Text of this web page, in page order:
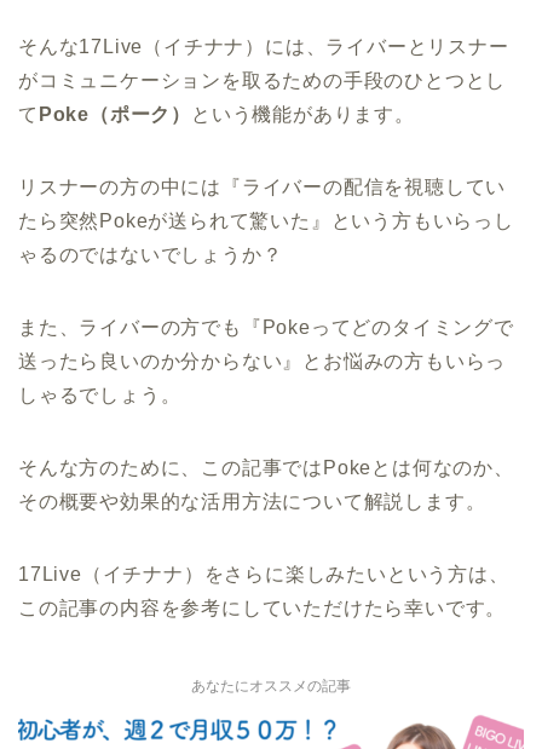
そんな17Live（イチナナ）には、ライバーとリスナー
がコミュニケーションを取るための手段のひとつとし
て Poke（ポーク） という機能があります。
リスナーの方の中には『ライバーの配信を視聴してい
たら突然Pokeが送られて驚いた』という方もいらっし
ゃるのではないでしょうか？
また、ライバーの方でも『Pokeってどのタイミングで
送ったら良いのか分からない』とお悩みの方もいらっ
しゃるでしょう。
そんな方のために、この記事ではPokeとは何なのか、
その概要や効果的な活用方法について解説します。
17Live（イチナナ）をさらに楽しみたいという方は、
この記事の内容を参考にしていただけたら幸いです。
あなたにオススメの記事